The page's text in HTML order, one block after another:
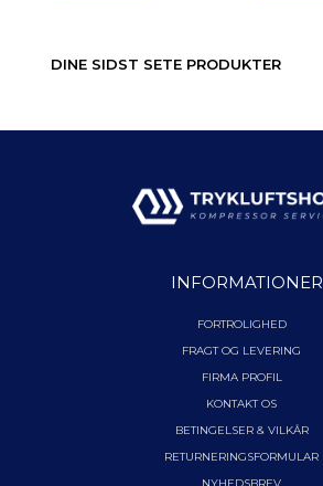
DINE SIDST SETE PRODUKTER
INFORMATIONER
FORTROLIGHED
FRAGT OG LEVERING
FIRMA PROFIL
KONTAKT OS
BETINGELSER & VILKÅR
RETURNERINGSFORMULAR
NYHEDSBREV